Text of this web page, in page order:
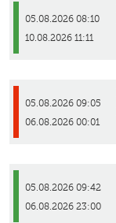
05.08.2026 08:10
10.08.2026 11:11
05.08.2026 09:05
06.08.2026 00:01
05.08.2026 09:42
06.08.2026 23:00